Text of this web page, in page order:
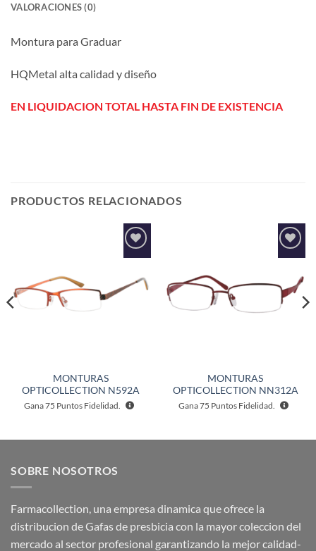
VALORACIONES (0)
Montura para Graduar
HQMetal alta calidad y diseño
EN LIQUIDACION TOTAL HASTA FIN DE EXISTENCIA
PRODUCTOS RELACIONADOS
Añadir
lista de
deseos
MONTURAS
OPTICOLLECTION N592A
Gana75 Puntos Fidelidad.
Añadir
lista de
deseos
MONTURAS
OPTICOLLECTION NN312A
Gana75 Puntos Fidelidad.
SOBRE NOSOTROS
Farmacollection, una empresa dinamica que ofrece la
distribucion de Gafas de presbicia con la mayor coleccion del
mercado al sector profesional garantizando la mejor calidad-